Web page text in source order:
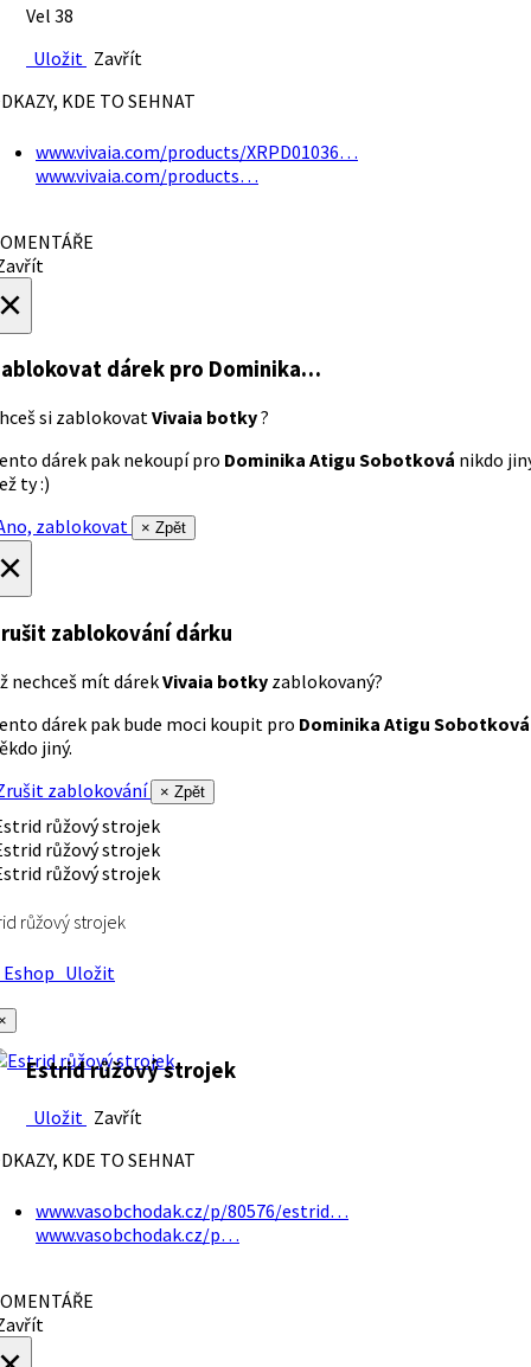
Vel 38
Uložit Zavřít
KDE TO SEHNAT
www.vivaia.com/products/XRPD01036…
www.vivaia.com/products…
dárek pro Dominika…
si zablokovatVivaia botky?
dárek pak nekoupí pro Dominika Atigu Sobotková nikdo
ty :)
zablokovat
× Zpět
zablokování dárku
nechceš mít dárekVivaia botky zablokovaný?
dárek pak bude moci koupit pro Dominika Atigu Sobotková
jiný.
zablokování
× Zpět
růžový strojek
Uložit
Estrid růžový strojek
Uložit Zavřít
KDE TO SEHNAT
www.vasobchodak.cz/p/80576/estrid…
www.vasobchodak.cz/p…